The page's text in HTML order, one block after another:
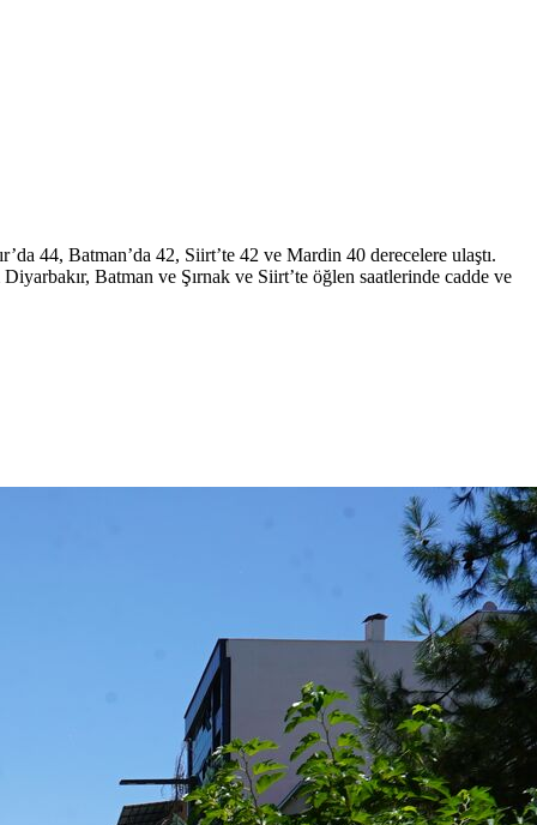
44, Batman’da 42, Siirt’te 42 ve Mardin 40 derecelere ulaştı.
Batman ve Şırnak ve Siirt’te öğlen saatlerinde cadde ve